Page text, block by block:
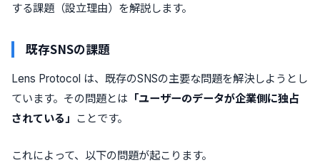
する課題（設立理由）を解説します。
既存SNSの課題
Lens Protocol は、既存のSNSの主要な問題を解決しようとし
ています。その問題とは 「ユーザーのデータが企業側に独占
されている」 ことです。
これによって、以下の問題が起こります。